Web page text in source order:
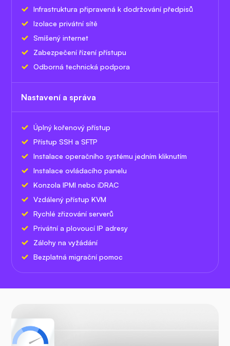
Infrastruktura připravená k dodržování předpisů
Izolace privátní sítě
Smíšený internet
Zabezpečení řízení přístupu
Odborná technická podpora
Nastavení a správa
Úplný kořenový přístup
Přístup SSH a SFTP
Instalace operačního systému jedním kliknutím
Instalace ovládacího panelu
Konzola IPMI nebo iDRAC
Vzdálený přístup KVM
Rychlé zřizování serverů
Privátní a plovoucí IP adresy
Zálohy na vyžádání
Bezplatná migrační pomoc